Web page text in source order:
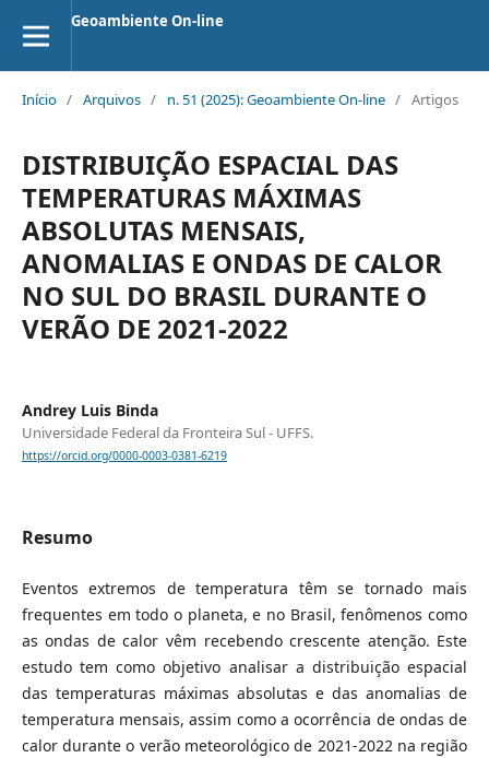
Geoambiente On-line
Início / Arquivos / n. 51 (2025): Geoambiente On-line / Artigos
DISTRIBUIÇÃO ESPACIAL DAS
TEMPERATURAS MÁXIMAS
ABSOLUTAS MENSAIS,
ANOMALIAS E ONDAS DE CALOR
NO SUL DO BRASIL DURANTE O
VERÃO DE 2021-2022
Andrey Luis Binda
Universidade Federal da Fronteira Sul - UFFS.
https://orcid.org/0000-0003-0381-6219
Resumo
Eventos extremos de temperatura têm se tornado mais
frequentes em todo o planeta, e no Brasil, fenômenos como
as ondas de calor vêm recebendo crescente atenção. Este
estudo tem como objetivo analisar a distribuição espacial
das temperaturas máximas absolutas e das anomalias de
temperatura mensais, assim como a ocorrência de ondas de
calor durante o verão meteorológico de 2021-2022 na região